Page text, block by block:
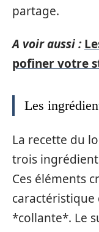
partage.
A voir aussi :
pofiner votre
Les
La recette du
trois
Ces éléments
*collante*. Le